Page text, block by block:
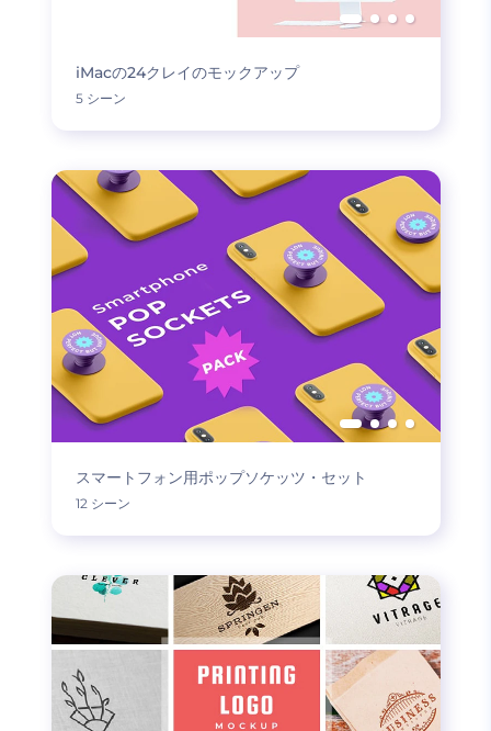
iMacの24クレイのモックアップ
5 シーン
スマートフォン用ポップソケッツ・セット
12 シーン